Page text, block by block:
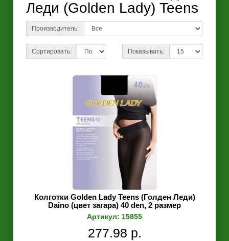
Леди (Golden Lady) Teens
Производитель:
Сортировать: Показывать:
Колготки Golden Lady Teens (Голден Леди)
Daino (цвет загара) 40 den, 2 размер
Артикул: 15855
277.98 р.